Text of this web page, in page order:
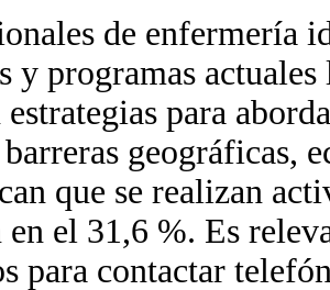
de enfermería
y programas
estrategias para
geográficas,
que se realizan
el 31,6 %. Es
para contactar